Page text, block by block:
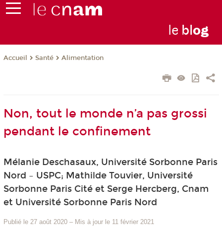
le blog
Accueil Santé Alimentation
Non, tout le monde n’a pas grossi
pendant le confinement
Mélanie Deschasaux, Université Sorbonne Paris
Nord – USPC; Mathilde Touvier, Université
Sorbonne Paris Cité et Serge Hercberg, Cnam
et Université Sorbonne Paris Nord
Publié le 27 août 2020 – Mis à jour le 11 février 2021